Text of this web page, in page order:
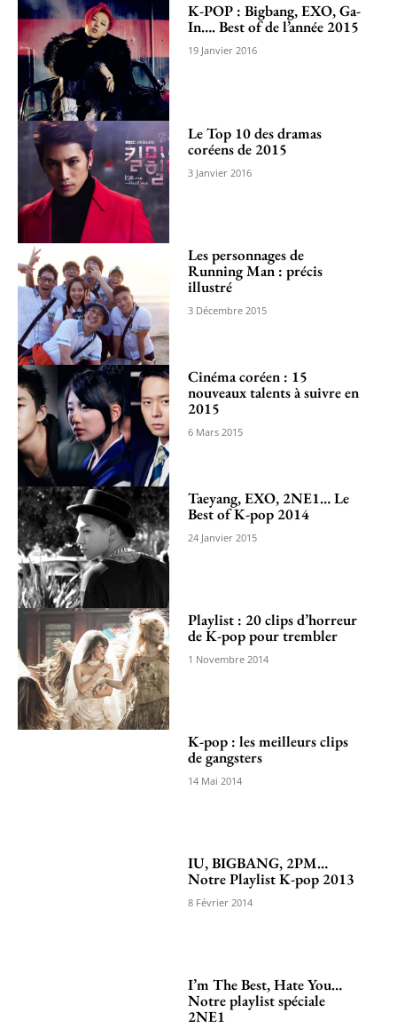
K-POP : Bigbang, EXO, Ga-
In…. Best of de l’année 2015
19 Janvier 2016
Le Top 10 des dramas
coréens de 2015
3 Janvier 2016
Les personnages de
Running Man : précis
illustré
3 Décembre 2015
Cinéma coréen : 15
nouveaux talents à suivre en
2015
6 Mars 2015
Taeyang, EXO, 2NE1… Le
Best of K-pop 2014
24 Janvier 2015
Playlist : 20 clips d’horreur
de K-pop pour trembler
1 Novembre 2014
K-pop : les meilleurs clips
de gangsters
14 Mai 2014
IU, BIGBANG, 2PM…
Notre Playlist K-pop 2013
8 Février 2014
I’m The Best, Hate You…
Notre playlist spéciale
2NE1